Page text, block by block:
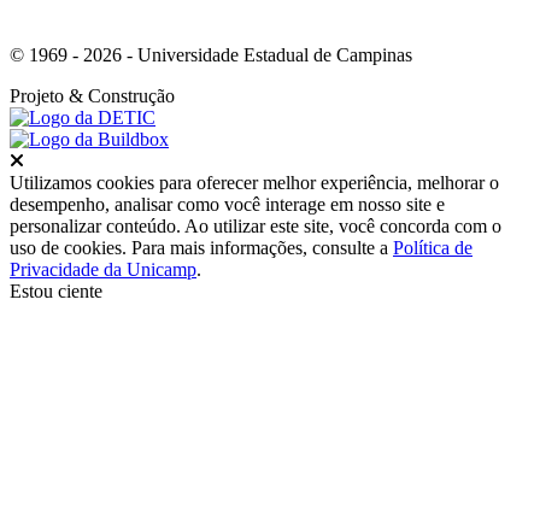
© 1969 - 2026 - Universidade Estadual de Campinas
Projeto & Construção
Utilizamos cookies para oferecer melhor experiência, melhorar o
desempenho, analisar como você interage em nosso site e
personalizar conteúdo. Ao utilizar este site, você concorda com o
uso de cookies. Para mais informações, consulte a Política de
Privacidade da Unicamp.
Estou ciente